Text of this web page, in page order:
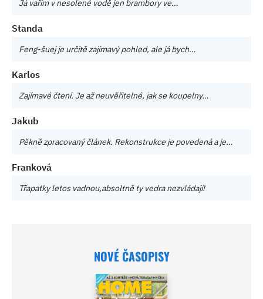
Já vařím v nesolené vodě jen brambory ve…
Standa
Feng-šuej je určitě zajímavý pohled, ale já bych…
Karlos
Zajímavé čtení. Je až neuvěřitelné, jak se koupelny…
Jakub
Pěkně zpracovaný článek. Rekonstrukce je povedená a je…
Franková
Třapatky letos vadnou,absoltně ty vedra nezvládají!
NOVÉ ČASOPISY